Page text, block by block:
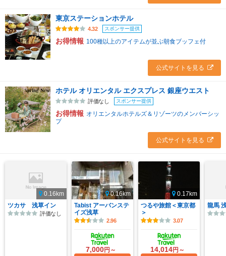
東京ステーションホテル
4.32 スポンサー提供
お得情報 100種以上のアイテムが並ぶ朝食ブッフェ付
公式サイトを見る
ホテル オリエンタル エクスプレス 銀座ウエスト
評価なし スポンサー提供
お得情報 オリエンタルホテルズ＆リゾーツのメンバーシッ
プ
公式サイトを見る
0.16km
ツカサ 浅草イン
評価なし
0.16km
Tabist アーバンステ
イズ浅草
2.96
7,000円～
0.17km
つるや旅館＜東京都
＞
3.07
14,014円～
龍馬